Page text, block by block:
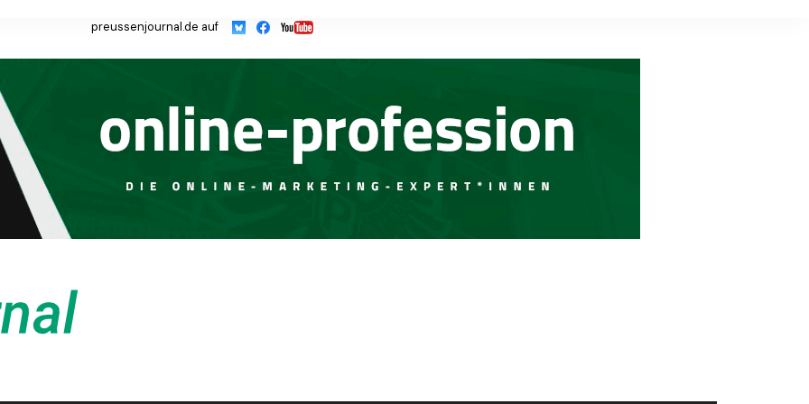
preussenjournal.de auf